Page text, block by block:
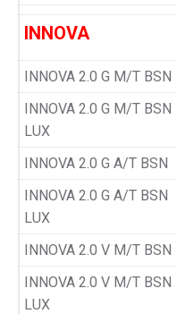
INNOVA
INNOVA 2.0 G M/T BSN
INNOVA 2.0 G M/T BSN
LUX
INNOVA 2.0 G A/T BSN
INNOVA 2.0 G A/T BSN
LUX
INNOVA 2.0 V M/T BSN
INNOVA 2.0 V M/T BSN
LUX